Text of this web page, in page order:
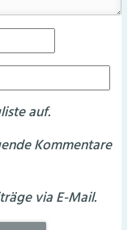
auf.
Kommentare
via E-Mail.